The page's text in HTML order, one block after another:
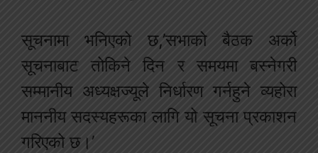
सूचनामा भनिएको छ,’सभाको बैठक अर्को
सूचनाबाट तोकिने दिन र समयमा बस्नेगरी
सम्मानीय अध्यक्षज्यूले निर्धारण गर्नहुने व्‍यहोरा
माननीय सदस्यहरूका लागि यो सूचना प्रकाशन
गरिएको छ।’